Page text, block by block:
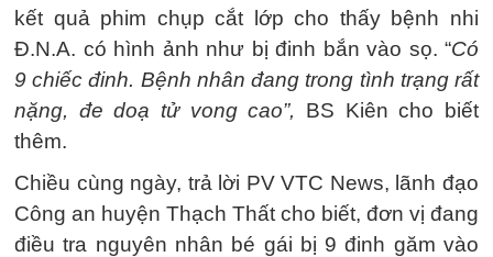
kết quả phim chụp cắt lớp cho thấy bệnh nhi
Đ.N.A. có hình ảnh như bị đinh bắn vào sọ. “Có
9 chiếc đinh. Bệnh nhân đang trong tình trạng rất
nặng, đe doạ tử vong cao”,
BS Kiên cho biết
thêm.
Chiều cùng ngày, trả lời PV VTC News, lãnh đạo
Công an huyện Thạch Thất cho biết, đơn vị đang
điều tra nguyên nhân bé gái bị 9 đinh găm vào